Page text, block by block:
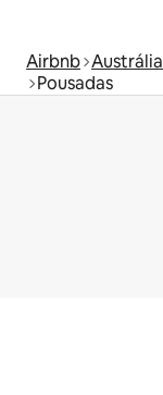
Airbnb Austrália
Pousadas